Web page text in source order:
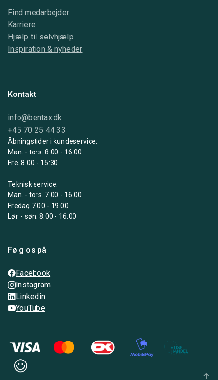
Find medarbejder
Karriere
Hjælp til selvhjælp
Inspiration & nyheder
Kontakt
info@bentax.dk
+45 70 25 44 33
Åbningstider i kundeservice:
Man. - tors. 8.00 - 16.00
Fre. 8.00 - 15:30
Teknisk service:
Man. - tors. 7.00 - 16.00
Fredag 7.00 - 19.00
Lør. - søn. 8.00 - 16.00
Følg os på
Facebook
Instagram
Linkedin
YouTube
arrow_upward_alt